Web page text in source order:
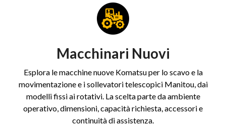
Macchinari Nuovi
Esplora le macchine nuove Komatsu per lo scavo e la
movimentazione e i sollevatori telescopici Manitou, dai
modelli fissi ai rotativi. La scelta parte da ambiente
operativo, dimensioni, capacità richiesta, accessori e
continuità di assistenza.